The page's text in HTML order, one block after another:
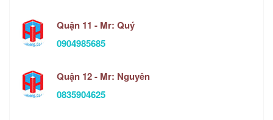
Quận 11 - Mr: Quý
0904985685
Quận 12 - Mr: Nguyên
0835904625